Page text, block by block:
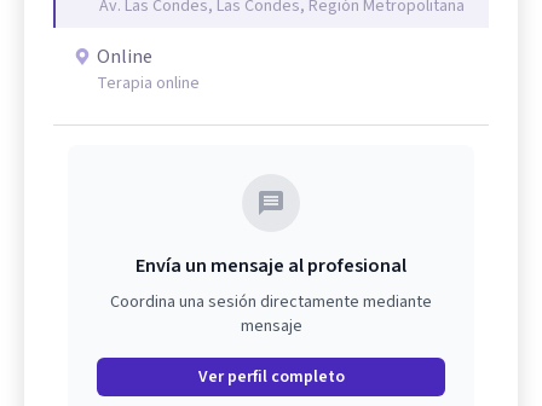
Av. Las Condes, Las Condes, Región Metropolitana
Online
Terapia online
Envía un mensaje al profesional
Coordina una sesión directamente mediante
mensaje
Ver perfil completo